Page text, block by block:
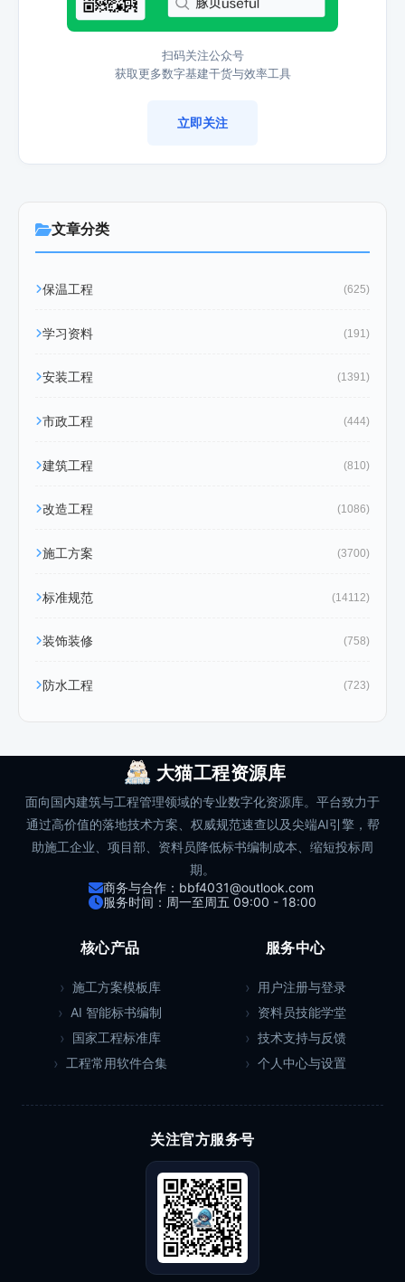
扫码关注公众号
获取更多数字基建干货与效率工具
立即关注
文章分类
保温工程 (625)
学习资料 (191)
安装工程 (1391)
市政工程 (444)
建筑工程 (810)
改造工程 (1086)
施工方案 (3700)
标准规范 (14112)
装饰装修 (758)
防水工程 (723)
大猫工程资源库
面向国内建筑与工程管理领域的专业数字化资源库。平台致力于
通过高价值的落地技术方案、权威规范速查以及尖端AI引擎，帮
助施工企业、项目部、资料员降低标书编制成本、缩短投标周
期。
商务与合作：bbf4031@outlook.com
服务时间：周一至周五 09:00 - 18:00
核心产品
施工方案模板库
AI 智能标书编制
国家工程标准库
工程常用软件合集
服务中心
用户注册与登录
资料员技能学堂
技术支持与反馈
个人中心与设置
关注官方服务号